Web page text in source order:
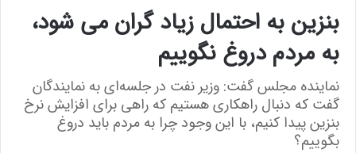
بنزین به احتمال زیاد گران می شود،
به مردم دروغ نگوییم
نماینده مجلس گفت: وزیر نفت در جلسه‌ای به نمایندگان
گفت که دنبال راهکاری هستیم که راهی برای افزایش نرخ
بنزین پیدا کنیم، با این وجود چرا به مردم باید دروغ
بگوییم؟